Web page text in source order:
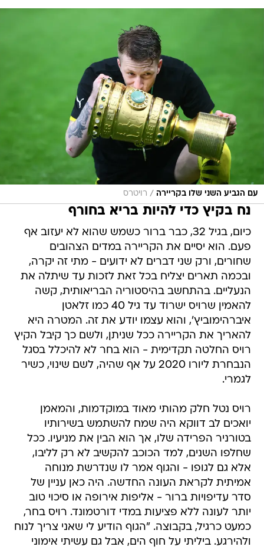
עם הגביע השני שלו בקריירה / רויטרס
נח בקיץ כדי להיות בריא בחורף
כיום, בגיל 32, כבר ברור כשמש שהוא לא יעזוב אף
פעם. הוא יסיים את הקריירה במדים הצהובים
שחורים, ורק שני דברים לא ידועים - מתי זה יקרה,
ובכמה תארים יצליח בכל זאת לזכות עד שיתלה את
הנעליים. בהתחשב בהיסטוריה הבריאותית, קשה
להאמין שרויס ישרוד עד גיל 40 כמו זלאטן
איברהימוביץ', והוא עצמו יודע את זה. המטרה היא
להאריך את הקריירה ככל שניתן, ולשם כך קיבל הקיץ
רויס החלטה תקדימית - הוא בחר לא להיכלל בסגל
הנבחרת ליורו 2020 על אף שהיה, לשם שינוי, כשיר
לגמרי.
רויס נטל חלק מהותי מאוד במוקדמות, והמאמן
יואכים לב דווקא היה שמח להשתמש בשירותיו
בטורניר הפרידה שלו, אך הוא הבין את מניעיו. ככל
שחלפו השנים, למד הכוכב להקשיב לא רק לליבו,
אלא גם לגופו - והגוף אמר לו שנדרשת מנוחה
אמיתית לקראת העונה החדשה. היה כאן עניין של
סדר עדיפויות ברור - אליפות אירופה או סיכוי טוב
יותר לעונה ללא פציעות במדי דורטמונד. רויס בחר,
כמעט כרגיל, בקבוצה. "הגוף הודיע לי שאני צריך לנוח
ולהירגע. ביליתי על חוף הים, אבל גם עשיתי אימוני